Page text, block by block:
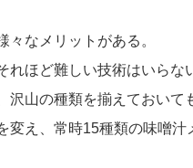
なメリットがある。
れほど難しい技術はいらな
沢山の種類を揃えておいて
変え、常時15種類の味噌汁